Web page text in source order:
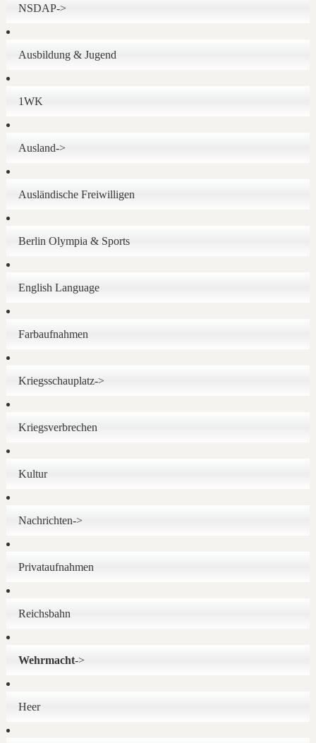
NSDAP->
Ausbildung & Jugend
1WK
Ausland->
Ausländische Freiwilligen
Berlin Olympia & Sports
English Language
Farbaufnahmen
Kriegsschauplatz->
Kriegsverbrechen
Kultur
Nachrichten->
Privataufnahmen
Reichsbahn
Wehrmacht->
Heer